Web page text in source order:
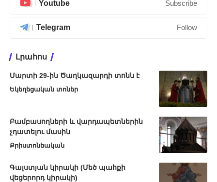
Youtube Subscribe
Telegram Follow
Լրահոս
Մարտի 29-ին Ծաղկազարդի տոնն է
Եկեղեցական տոներ
Բամբասողների և վարդապետներին
չդատելու մասին
Քրիստոնեական
Գալստյան կիրակի (Մեծ պահքի
վեցերորդ կիրակի)